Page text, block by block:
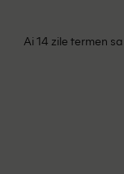
Ai 14 zile termen